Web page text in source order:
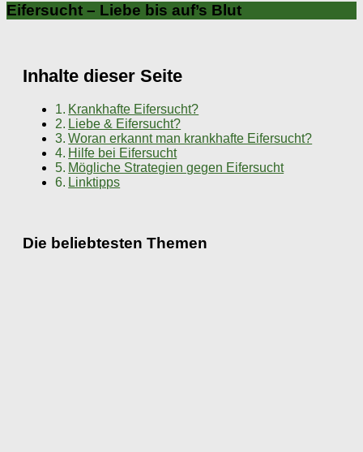
Eifersucht – Liebe bis auf’s Blut
Inhalte dieser Seite
Krankhafte Eifersucht?
Liebe & Eifersucht?
Woran erkannt man krankhafte Eifersucht?
Hilfe bei Eifersucht
Mögliche Strategien gegen Eifersucht
Linktipps
Die beliebtesten Themen